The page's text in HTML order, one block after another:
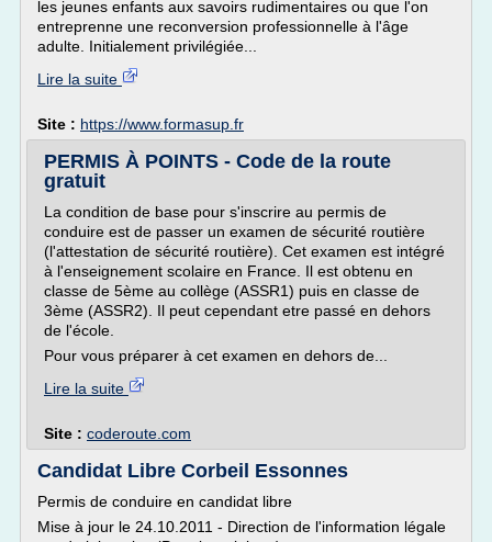
les jeunes enfants aux savoirs rudimentaires ou que l'on
entreprenne une reconversion professionnelle à l'âge
adulte. Initialement privilégiée...
Lire la suite
Site : https://www.formasup.fr
PERMIS À POINTS - Code de la route
gratuit
La condition de base pour s'inscrire au permis de
conduire est de passer un examen de sécurité routière
(l'attestation de sécurité routière). Cet examen est intégré
à l'enseignement scolaire en France. Il est obtenu en
classe de 5ème au collège (ASSR1) puis en classe de
3ème (ASSR2). Il peut cependant etre passé en dehors
de l'école.
Pour vous préparer à cet examen en dehors de...
Lire la suite
Site : coderoute.com
Candidat Libre Corbeil Essonnes
Permis de conduire en candidat libre
Mise à jour le 24.10.2011 - Direction de l'information légale